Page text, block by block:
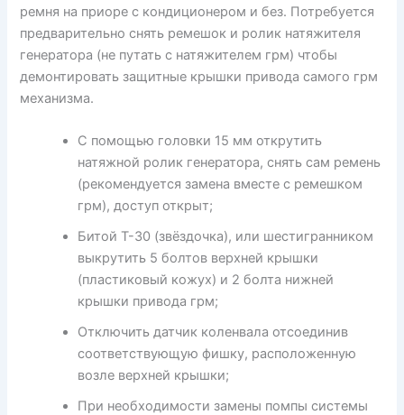
ремня на приоре с кондиционером и без. Потребуется
предварительно снять ремешок и ролик натяжителя
генератора (не путать с натяжителем грм) чтобы
демонтировать защитные крышки привода самого грм
механизма.
С помощью головки 15 мм открутить
натяжной ролик генератора, снять сам ремень
(рекомендуется замена вместе с ремешком
грм), доступ открыт;
Битой Т-30 (звёздочка), или шестигранником
выкрутить 5 болтов верхней крышки
(пластиковый кожух) и 2 болта нижней
крышки привода грм;
Отключить датчик коленвала отсоединив
соответствующую фишку, расположенную
возле верхней крышки;
При необходимости замены помпы системы